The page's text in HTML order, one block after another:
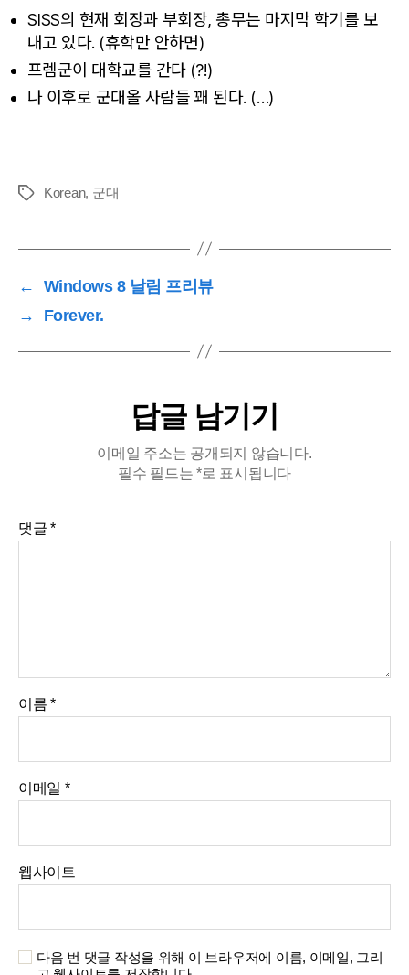
SISS의 현재 회장과 부회장, 총무는 마지막 학기를 보
내고 있다. (휴학만 안하면)
프렘군이 대학교를 간다 (?!)
나 이후로 군대올 사람들 꽤 된다. (…)
Tags Korean, 군대
←
Windows 8 날림 프리뷰
→
Forever.
답글 남기기
이메일 주소는 공개되지 않습니다.
필수 필드는*로 표시됩니다
댓글*
이름*
이메일 *
웹사이트
다음 번 댓글 작성을 위해 이 브라우저에 이름, 이메일, 그리